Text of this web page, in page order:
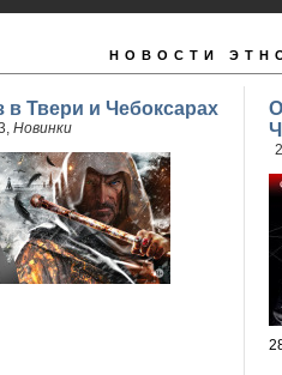
НОВОСТИ
в Твери и Чебоксарах
Новинки